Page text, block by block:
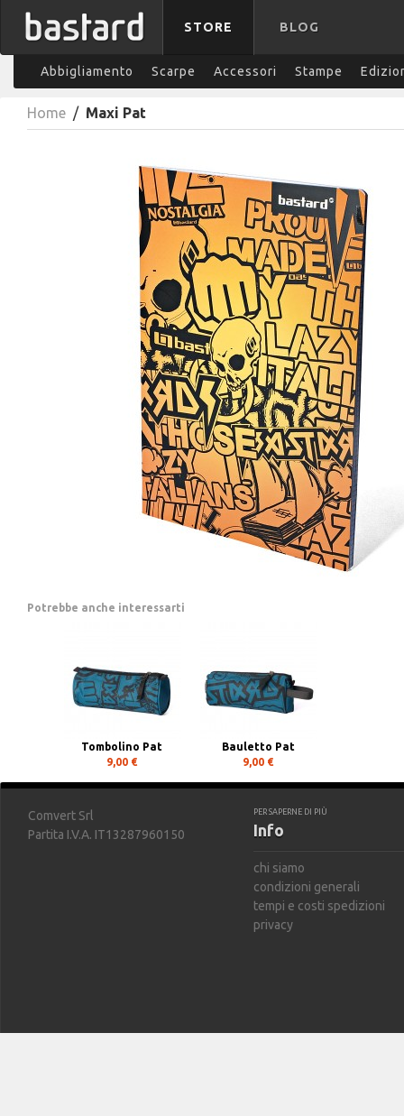
STORE BLOG
Abbigliamento Scarpe Accessori Stampe
Home / Maxi Pat
Potrebbe anche interessarti
Tombolino Pat
9,00 €
Bauletto Pat
9,00 €
Comvert Srl
Partita I.V.A. IT13287960150
PER SAPERNE DI PIÙ
Info
chi siamo
condizioni generali
tempi e costi spedizioni
privacy